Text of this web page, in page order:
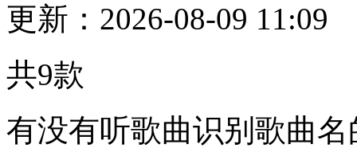
更新：2026-08-09 11:09
共9款
有没有听歌曲识别歌曲